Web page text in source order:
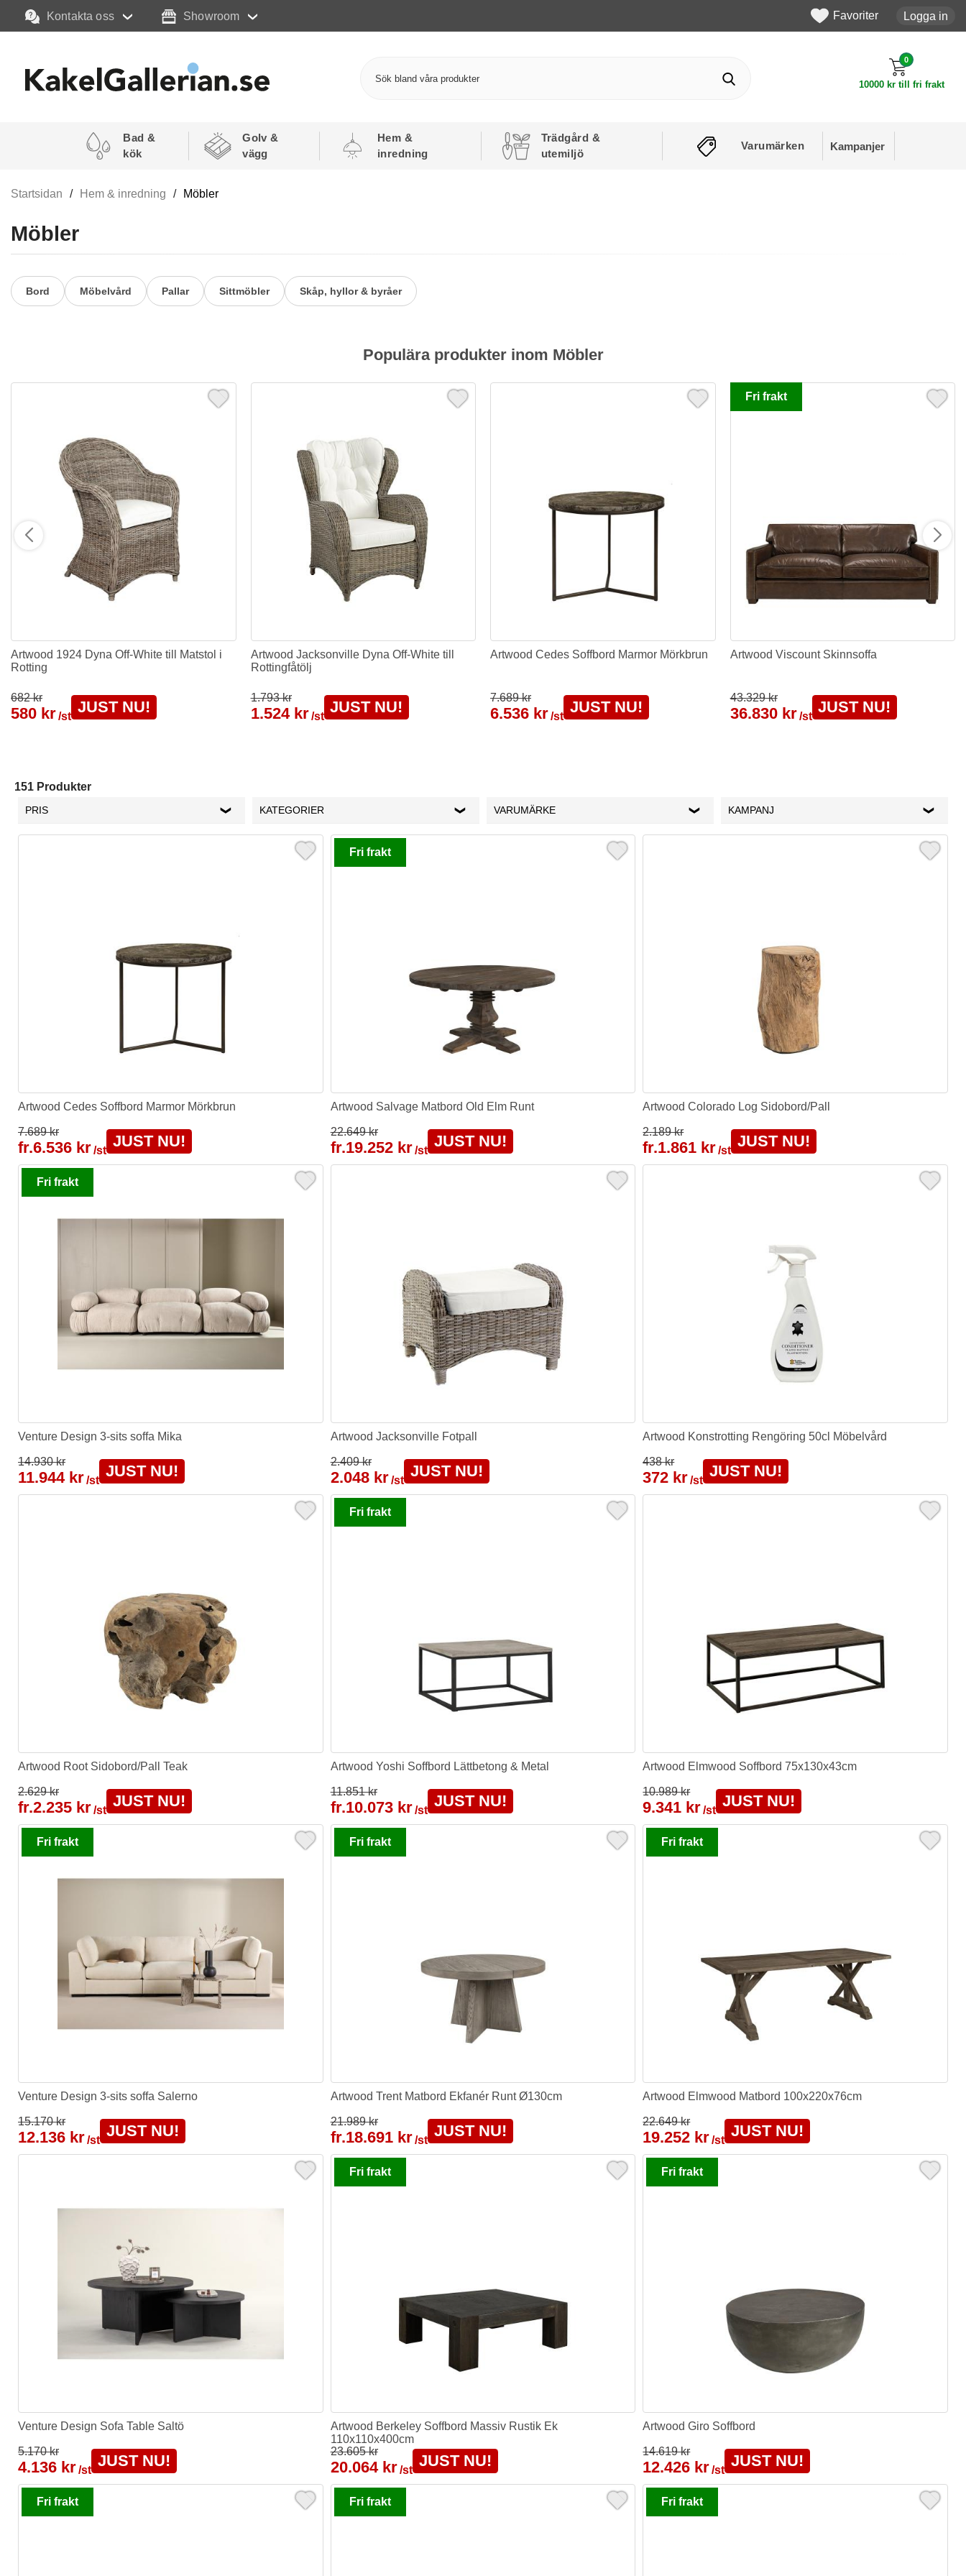
Kontakta oss Showroom Favoriter Logga in
0
10000 kr till fri frakt
Bad &
kök
Golv &
vägg
Hem &
inredning
Trädgård &
utemiljö
Varumärken Kampanjer
Startsidan Hem & inredning Möbler
Möbler
Bord Möbelvård Pallar Sittmöbler Skåp, hyllor & byråer
Populära produkter inom Möbler
Artwood 1924 Dyna Off-White till Matstol i
Rotting
682 kr
580 kr/st
JUST NU!
Artwood Jacksonville Dyna Off-White till
Rottingfåtölj
1.793 kr
1.524 kr /st
JUST NU!
Artwood Cedes Soffbord Marmor Mörkbrun
7.689 kr
6.536 kr/st
JUST NU!
Artwood Viscount Skinnsoffa
43.329 kr
36.830 kr /st
JUST NU!
Fri frakt
151 Produkter
PRIS KATEGORIER VARUMÄRKE KAMPANJ
Artwood Cedes Soffbord Marmor Mörkbrun
7.689 kr
fr.6.536 kr/st
JUST NU!
Fri frakt
Artwood Salvage Matbord Old Elm Runt
22.649 kr
fr.19.252 kr/st
JUST NU!
Artwood Colorado Log Sidobord/Pall
2.189 kr
fr.1.861 kr/st
JUST NU!
Fri frakt
Venture Design 3-sits soffa Mika
14.930 kr
11.944 kr/st
JUST NU!
Artwood Jacksonville Fotpall
2.409 kr
2.048 kr/st
JUST NU!
Artwood Konstrotting Rengöring 50cl Möbelvård
438 kr
372 kr/st
JUST NU!
Artwood Root Sidobord/Pall Teak
2.629 kr
fr.2.235 kr/st
JUST NU!
Fri frakt
Artwood Yoshi Soffbord Lättbetong & Metal
11.851 kr
fr.10.073 kr/st
JUST NU!
Artwood Elmwood Soffbord 75x130x43cm
10.989 kr
9.341 kr/st
JUST NU!
Fri frakt
Venture Design 3-sits soffa Salerno
15.170 kr
12.136 kr/st
JUST NU!
Fri frakt
Artwood Trent Matbord Ekfanér Runt Ø130cm
21.989 kr
fr.18.691 kr/st
JUST NU!
Fri frakt
Artwood Elmwood Matbord 100x220x76cm
22.649 kr
19.252 kr/st
JUST NU!
Venture Design Sofa Table Saltö
5.170 kr
4.136 kr/st
JUST NU!
Fri frakt
Artwood Berkeley Soffbord Massiv Rustik Ek
110x110x400cm
23.605 kr
20.064 kr/st
JUST NU!
Fri frakt
Artwood Giro Soffbord
14.619 kr
12.426 kr/st
JUST NU!
Fri frakt Fri frakt Fri frakt